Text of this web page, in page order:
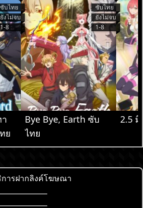
ซับไทย
ยังไม่จบ
1-8
ย
ซับไทย
ยังไม่จบ
1-8
Bye Bye, Earth ซับ
ไทย
2.5
ารฝากลิงค์โฆษณา